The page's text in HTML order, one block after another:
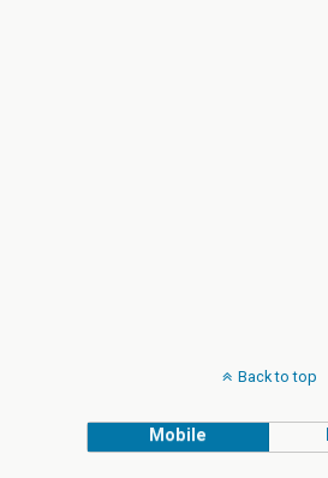
Back to top
Mobile